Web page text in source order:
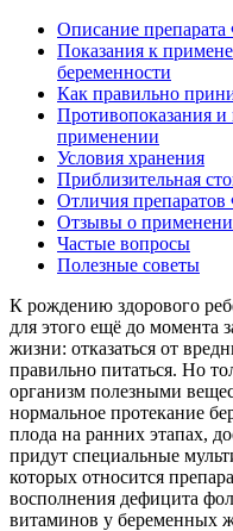
Описание
Показания к
беременности
Как правильно
Противопоказания
применении
Условия хранения
Приблизительная
Отличия
Отзывы о
Частые вопросы
Полезные советы
К рождению здорового
для этого ещё до момента
жизни: отказаться от
правильно питаться. Но
организм полезными
нормальное протекание
плода на ранних этапах,
придут специальные
которых относится
восполнения дефицита
витаминов у беременных